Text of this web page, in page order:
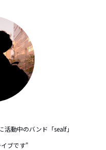
動中のバンド「sealf」
ブです"